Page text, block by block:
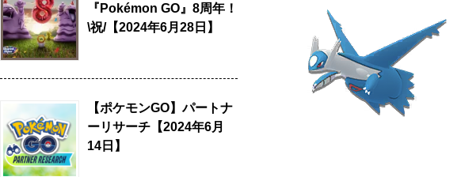
『Pokémon GO』8周年！
\祝/【2024年6月28日】
【ポケモンGO】パートナ
ーリサーチ【2024年6月
14日】